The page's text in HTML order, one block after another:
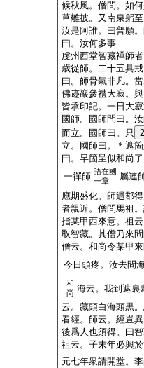
候秋風。僧問。如
草離披。又南泉躬
汝是阿誰。曰普願
曰。汝何多事
虔州西堂智藏禪師
歳從師。二十五具
曰。師骨氣非凡。
佛迹巖參禮大寂。
皆承印記。一日大
國師。國師問曰。
而立。國師曰。只
2
立。國師曰。＊遮
曰。早箇呈似和尚
一禪師 語在國
一章
屬連
應期盛化。師迴郡
者親近。僧問馬祖
指某甲西來意。祖
取智藏。其僧乃來
僧云。和尚令某甲
今日頭疼。汝去問
和
尚 海云。我到遮裏
云。藏頭白海頭黒
看經。師云。經豈
後爲人也須得。曰
祖云。子末年必興
元七年衆請開堂。